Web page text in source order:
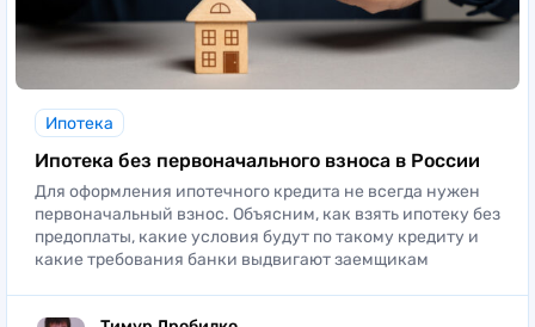
Ипотека
Ипотека без первоначального взноса в России
Для оформления ипотечного кредита не всегда нужен
первоначальный взнос. Объясним, как взять ипотеку без
предоплаты, какие условия будут по такому кредиту и
какие требования банки выдвигают заемщикам